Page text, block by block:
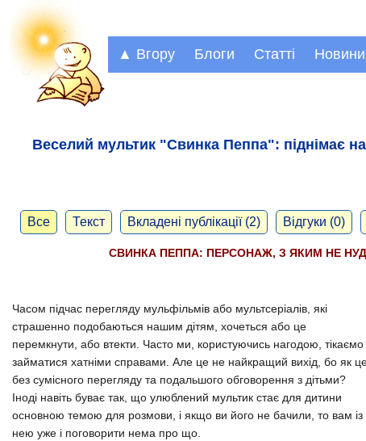
▲ Вгору Блоги Статті Новини
Веселий мультик "Свинка Пеппа": піднімає
Все Текст Вкладені публікації (2) Відгуки (0)
СВИНКА ПЕППА: ПЕРСОНАЖ, З ЯКИМ НЕ
Часом підчас перегляду мульфільмів або мультсеріалів, які
страшенно подобаються нашим дітям, хочеться або це
перемкнути, або втекти. Часто ми, користуючись нагодою, тікаємо
займатися хатніми справами. Але це не найкращий вихід, бо як
без сумісного перегляду та подальшого обговорення з дітьми?
Іноді навіть буває так, що улюблений мультик стає для дитини
основною темою для розмови, і якщо ви його не бачили, то вам із
нею уже і поговорити нема про що.